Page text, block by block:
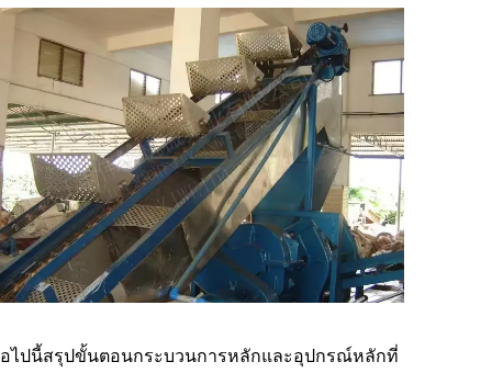
ไปนี้สรุปขั้นตอนกระบวนการหลักและอุปกรณ์หลักที่